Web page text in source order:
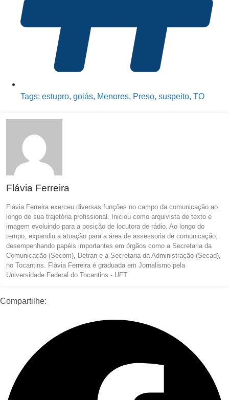
Tags: estupro, goiás, Menores, Preso, suspeito, TO
Flávia Ferreira
Flávia Ferreira exerceu diversas funções no campo da comunicação ao
longo de sua trajetória profissional. Iniciou como arquivista de texto e
imagem evoluindo para a posição de locutora de rádio. Ao longo do
tempo, expandiu a atuação para a área de assessoria de comunicação,
desempenhando papéis importantes em órgãos como a Secretaria da
Comunicação (Secom), Detran e a Secretaria da Administração (Secad),
no Tocantins. Flávia Ferreira é graduada em Jornalismo pela
Universidade Federal do Tocantins - UFT
Compartilhe: